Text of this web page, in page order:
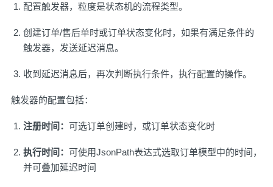
配置触发器，粒度是状态机的流程类型。
创建订单/售后单时或订单状态变化时，如果有满足条件的
触发器，发送延迟消息。
收到延迟消息后，再次判断执行条件，执行配置的操作。
触发器的配置包括：
注册时间： 可选订单创建时，或订单状态变化时
执行时间： 可使用JsonPath表达式选取订单模型中的时间，
并可叠加延迟时间